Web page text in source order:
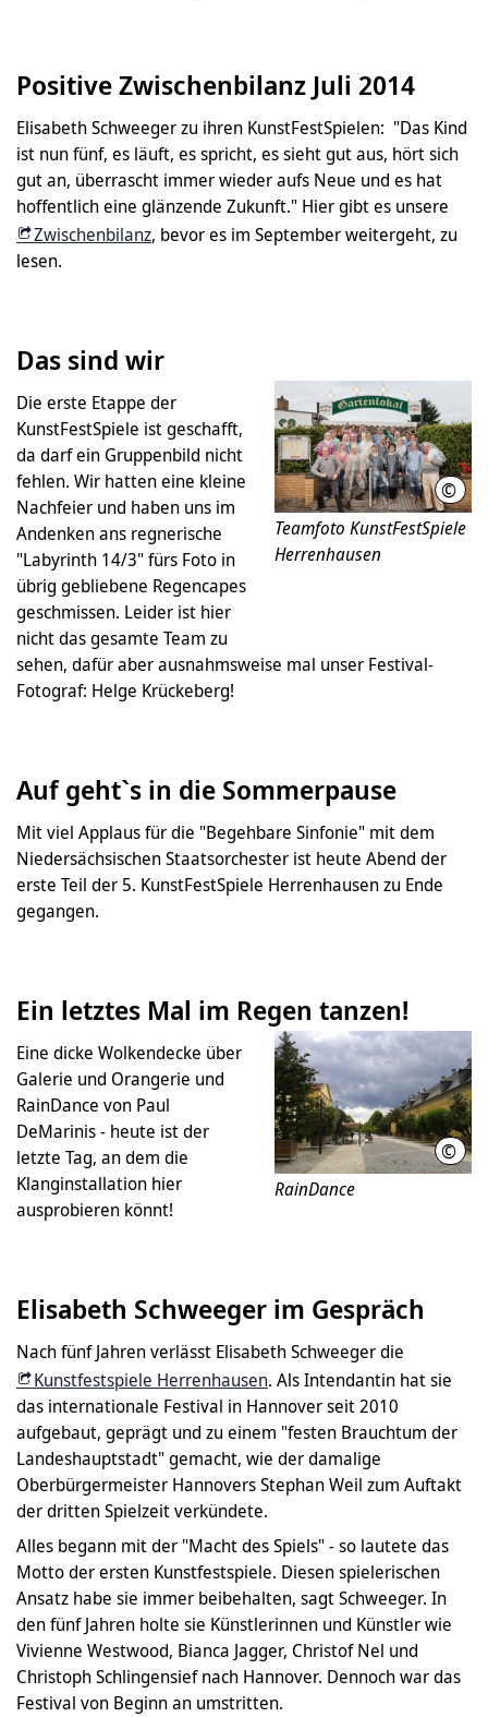
Positive Zwischenbilanz Juli 2014
Elisabeth Schweeger zu ihren KunstFestSpielen: "Das Kind
ist nun fünf, es läuft, es spricht, es sieht gut aus, hört sich
gut an, überrascht immer wieder aufs Neue und es hat
hoffentlich eine glänzende Zukunft." Hier gibt es unsere
Zwischenbilanz, bevor es im September weitergeht, zu
lesen.
Das sind wir
©
Teamfoto KunstFestSpiele
Herrenhausen
Die erste Etappe der
KunstFestSpiele ist geschafft,
da darf ein Gruppenbild nicht
fehlen. Wir hatten eine kleine
Nachfeier und haben uns im
Andenken ans regnerische
"Labyrinth 14/3" fürs Foto in
übrig gebliebene Regencapes
geschmissen. Leider ist hier
nicht das gesamte Team zu
sehen, dafür aber ausnahmsweise mal unser Festival-
Fotograf: Helge Krückeberg!
Auf geht`s in die Sommerpause
Mit viel Applaus für die "Begehbare Sinfonie" mit dem
Niedersächsischen Staatsorchester ist heute Abend der
erste Teil der 5. KunstFestSpiele Herrenhausen zu Ende
gegangen.
Ein letztes Mal im Regen tanzen!
©
RainDance
Eine dicke Wolkendecke über
Galerie und Orangerie und
RainDance von Paul
DeMarinis - heute ist der
letzte Tag, an dem die
Klanginstallation hier
ausprobieren könnt!
Elisabeth Schweeger im Gespräch
Nach fünf Jahren verlässt Elisabeth Schweeger die
Kunstfestspiele Herrenhausen. Als Intendantin hat sie
das internationale Festival in Hannover seit 2010
aufgebaut, geprägt und zu einem "festen Brauchtum der
Landeshauptstadt" gemacht, wie der damalige
Oberbürgermeister Hannovers Stephan Weil zum Auftakt
der dritten Spielzeit verkündete.
Alles begann mit der "Macht des Spiels" - so lautete das
Motto der ersten Kunstfestspiele. Diesen spielerischen
Ansatz habe sie immer beibehalten, sagt Schweeger. In
den fünf Jahren holte sie Künstlerinnen und Künstler wie
Vivienne Westwood, Bianca Jagger, Christof Nel und
Christoph Schlingensief nach Hannover. Dennoch war das
Festival von Beginn an umstritten.